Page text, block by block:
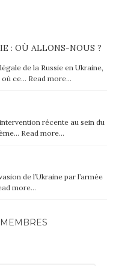
: OÙ ALLONS-NOUS ?
de la Russie en Ukraine,
où ce… Read more…
récente au sein du
Read more…
de l’Ukraine par l’armée
more…